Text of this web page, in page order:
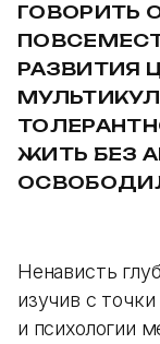
ГОВОРИТЬ
РАЗВИТИЯ
ЖИТЬ БЕЗ
Ненависть
изучив с
и психологии